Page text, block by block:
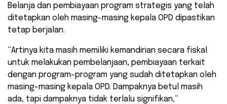
Belanja dan pembiayaan program strategis yang telah
ditetapkan oleh masing-masing kepala OPD dipastikan
tetap berjalan.
​”Artinya kita masih memiliki kemandirian secara fiskal
untuk melakukan pembelanjaan, pembiayaan terkait
dengan program-program yang sudah ditetapkan oleh
masing-masing kepala OPD. Dampaknya betul masih
ada, tapi dampaknya tidak terlalu signifikan,”